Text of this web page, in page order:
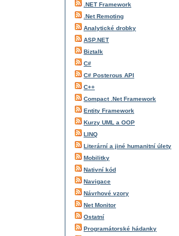
.NET Framework
.Net Remoting
Analytické drobky
ASP.NET
Biztalk
C#
C# Posterous API
C++
Compact .Net Framework
Entity Framework
Kurzy UML a OOP
LINQ
Literární a jiné humanitní úlety
Mobilitky
Nativní kód
Navigace
Návrhové vzory
Net Monitor
Ostatní
Programátorské hádanky